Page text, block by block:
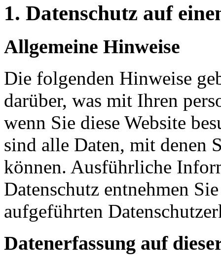
1. Datenschutz auf
Allgemeine Hinweise
Die folgenden Hinweise
darüber, was mit Ihren
wenn Sie diese Website
sind alle Daten, mit denen
können. Ausführliche
Datenschutz entnehmen
aufgeführten
Datenerfassung auf